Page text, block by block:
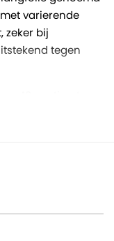
varierende
zeker bij
tegen
van 40
kartonnen
Ook
op maat maken,